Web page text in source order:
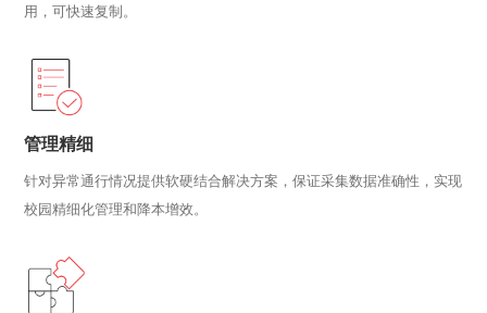
用，可快速复制。
管理精细
针对异常通行情况提供软硬结合解决方案，保证采集数据准确性，实现
校园精细化管理和降本增效。